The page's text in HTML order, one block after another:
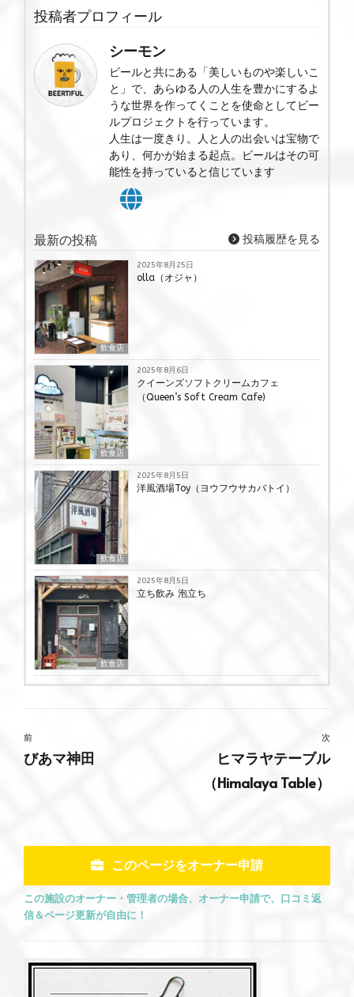
投稿者プロフィール
シーモン
ビールと共にある「美しいものや楽しいこ
と」で、あらゆる人の人生を豊かにするよ
うな世界を作ってくことを使命としてビー
ルプロジェクトを行っています。
人生は一度きり。人と人の出会いは宝物で
あり、何かが始まる起点。ビールはその可
能性を持っていると信じています
最新の投稿 投稿履歴を見る
飲食店
2025年8月25日
olla（オジャ）
飲食店
2025年8月6日
クイーンズソフトクリームカフェ
（Queen’s Soft Cream Cafe)
飲食店
2025年8月5日
洋風酒場Toy（ヨウフウサカバトイ）
飲食店
2025年8月5日
立ち飲み 泡立ち
前
びあマ神田
次
ヒマラヤテーブル
（Himalaya Table）
このページをオーナー申請
この施設のオーナー・管理者の場合、オーナー申請で、口コミ返
信＆ページ更新が自由に！